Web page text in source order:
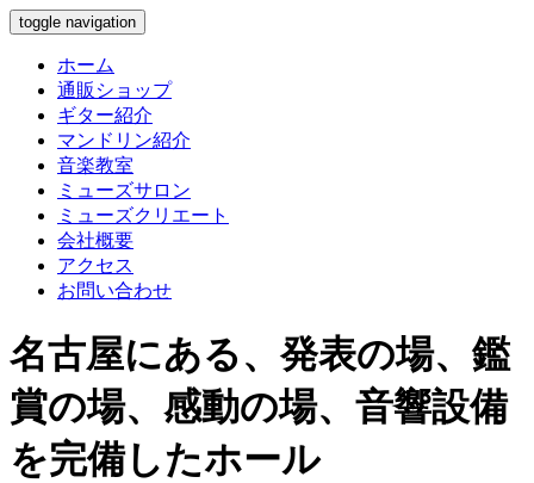
toggle navigation
ホーム
通販ショップ
ギター紹介
マンドリン紹介
音楽教室
ミューズサロン
ミューズクリエート
会社概要
アクセス
お問い合わせ
名古屋にある、発表の場、鑑
賞の場、感動の場、音響設備
を完備したホール